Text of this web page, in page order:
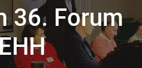
36. Forum